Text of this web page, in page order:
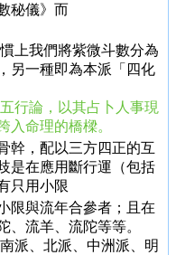
秘儀》而
上我們將紫微斗數分為
另一種即為本派「四化
行論，以其占卜人事現
入命理的橋樑。
，配以三方四正的互
是在應用斷行運（包括
只用小限
與流年合參者；且在
、流羊、流陀等等。
派、北派、中洲派、明